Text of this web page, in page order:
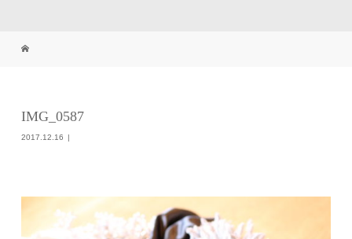
IMG_0587
2017.12.16